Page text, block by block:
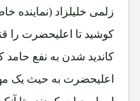
زلمی خلیلزاد (نماینده
کوشید تا اعلیحضرت را
کاندید شدن به نفع حامد
اعلیحضرت به حیث یک